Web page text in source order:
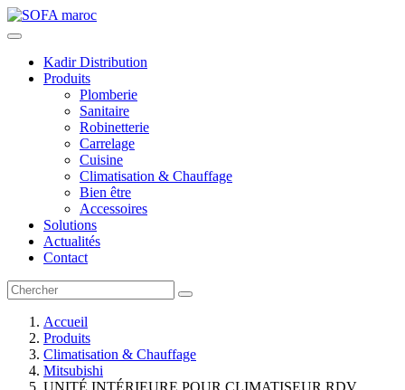
Kadir Distribution
Produits
Plomberie
Sanitaire
Robinetterie
Carrelage
Cuisine
Climatisation & Chauffage
Bien être
Accessoires
Solutions
Actualités
Contact
Accueil
Produits
Climatisation & Chauffage
Mitsubishi
UNITÉ INTÉRIEURE POUR CLIMATISEUR RDV